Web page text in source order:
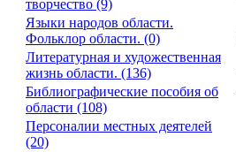
творчество (9)
Языки народов области.
Фольклор области. (0)
Литературная и художественная
жизнь области. (136)
Библиографические пособия об
области (108)
Персоналии местных деятелей
(20)